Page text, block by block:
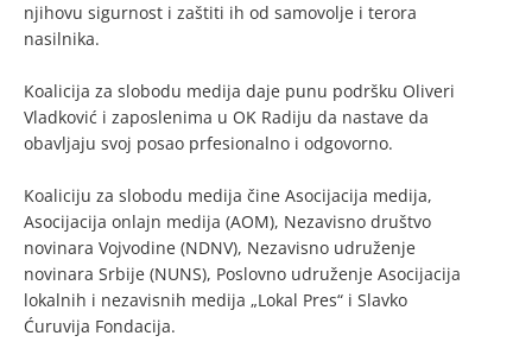
njihovu sigurnost i zaštiti ih od samovolje i terora
nasilnika.
Koalicija za slobodu medija daje punu podršku Oliveri
Vladković i zaposlenima u OK Radiju da nastave da
obavljaju svoj posao prfesionalno i odgovorno.
Koaliciju za slobodu medija čine Asocijacija medija,
Asocijacija onlajn medija (AOM), Nezavisno društvo
novinara Vojvodine (NDNV), Nezavisno udruženje
novinara Srbije (NUNS), Poslovno udruženje Asocijacija
lokalnih i nezavisnih medija „Lokal Pres“ i Slavko
Ćuruvija Fondacija.